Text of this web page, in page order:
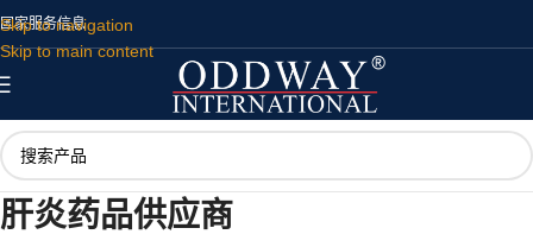
Skip to navigation
Skip to main content
国家服务信息
肝炎药品供应商